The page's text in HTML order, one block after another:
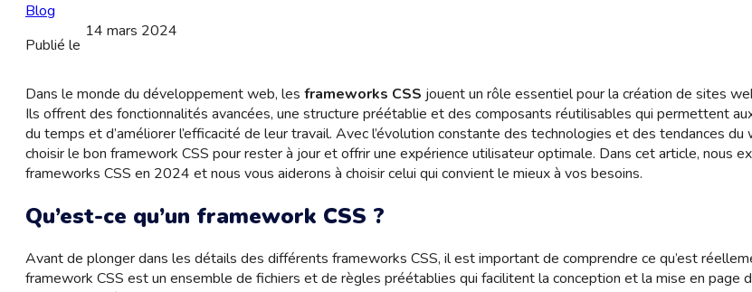
Blog
Publié le
14 mars 2024
Dans le monde du développement web, les frameworks CSS jouent un rôle essentiel pour la création de sites
Ils offrent des fonctionnalités avancées, une structure préétablie et des composants réutilisables qui permettent
du temps et d’améliorer l’efficacité de leur travail. Avec l’évolution constante des technologies et des tendances
choisir le bon framework CSS pour rester à jour et offrir une expérience utilisateur optimale. Dans cet article, nous
frameworks CSS en 2024 et nous vous aiderons à choisir celui qui convient le mieux à vos besoins.
Qu’est-ce qu’un framework CSS ?
Avant de plonger dans les détails des différents frameworks CSS, il est important de comprendre ce qu’est
framework CSS est un ensemble de fichiers et de règles préétablies qui facilitent la conception et la mise en page